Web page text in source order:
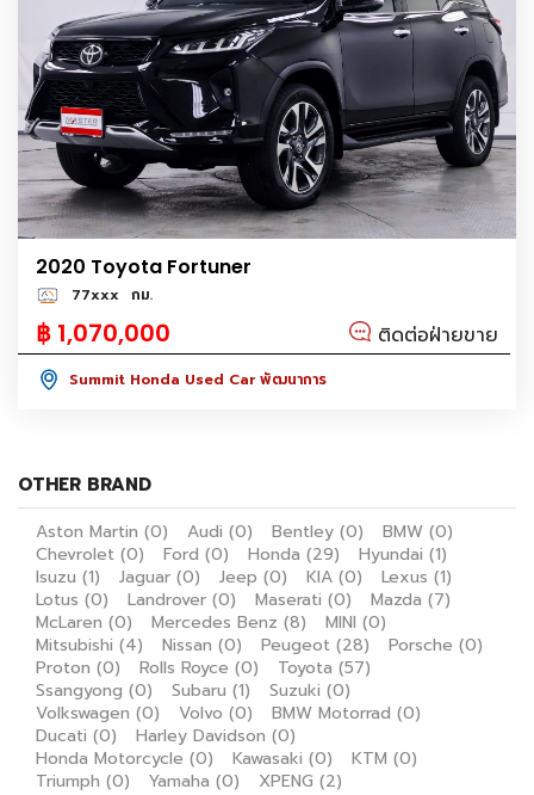
2020 Toyota Fortuner
77xxx กม.
฿ 1,070,000 ติดต่อฝ่ายขาย
Summit Honda Used Car พัฒนาการ
OTHER BRAND
Aston Martin (0) Audi (0) Bentley (0) BMW (0)
Chevrolet (0) Ford (0) Honda (29) Hyundai (1)
Isuzu (1) Jaguar (0) Jeep (0) KIA (0) Lexus (1)
Lotus (0) Landrover (0) Maserati (0) Mazda (7)
McLaren (0) Mercedes Benz (8) MINI (0)
Mitsubishi (4) Nissan (0) Peugeot (28) Porsche (0)
Proton (0) Rolls Royce (0) Toyota (57)
Ssangyong (0) Subaru (1) Suzuki (0)
Volkswagen (0) Volvo (0) BMW Motorrad (0)
Ducati (0) Harley Davidson (0)
Honda Motorcycle (0) Kawasaki (0) KTM (0)
Triumph (0) Yamaha (0) XPENG (2)